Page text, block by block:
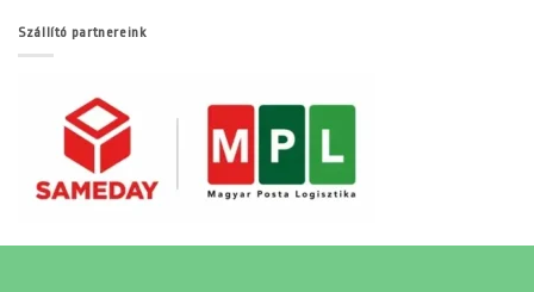
Szállító partnereink